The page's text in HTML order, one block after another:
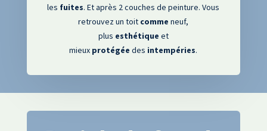
les fuites. Et après 2 couches de peinture. Vous
retrouvez un toit commeneuf,
plus esthétique et
mieux protégée des intempéries.